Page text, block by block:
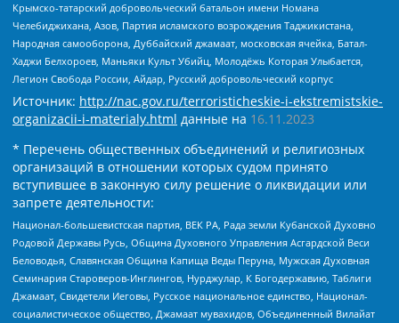
Крымско-татарский добровольческий батальон имени Номана
Челебиджихана, Азов, Партия исламского возрождения Таджикистана,
Народная самооборона, Дуббайский джамаат, московская ячейка, Батал-
Хаджи Белхороев, Маньяки Культ Убийц, Молодёжь Которая Улыбается,
Легион Свобода России, Айдар, Русский добровольческий корпус
Источник: http://nac.gov.ru/terroristicheskie-i-ekstremistskie-
organizacii-i-materialy.html данные на 16.11.2023
* Перечень общественных объединений и религиозных
организаций в отношении которых судом принято
вступившее в законную силу решение о ликвидации или
запрете деятельности:
Национал-большевистская партия, ВЕК РА, Рада земли Кубанской Духовно
Родовой Державы Русь, Община Духовного Управления Асгардской Веси
Беловодья, Славянская Община Капища Веды Перуна, Мужская Духовная
Семинария Староверов-Инглингов, Нурджулар, К Богодержавию, Таблиги
Джамаат, Свидетели Иеговы, Русское национальное единство, Национал-
социалистическое общество, Джамаат мувахидов, Объединенный Вилайат